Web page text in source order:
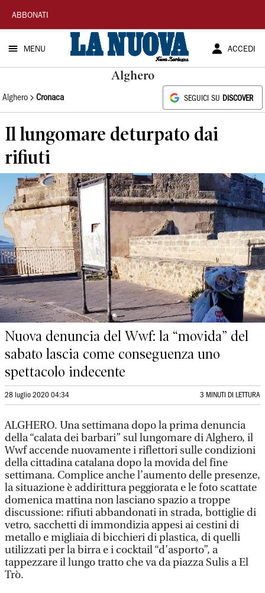
La
Nuova
Sardegna
ABBONATI
MENU ACCEDI
Alghero
Alghero Cronaca SEGUICI SU DISCOVER
Il lungomare deturpato dai
rifiuti
Nuova denuncia del Wwf: la “movida” del
sabato lascia come conseguenza uno
spettacolo indecente
28 luglio 2020 04:34 3 MINUTI DI LETTURA
ALGHERO. Una settimana dopo la prima denuncia
della “calata dei barbari” sul lungomare di Alghero, il
Wwf accende nuovamente i riflettori sulle condizioni
della cittadina catalana dopo la movida del fine
settimana. Complice anche l’aumento delle presenze,
la situazione è addirittura peggiorata e le foto scattate
domenica mattina non lasciano spazio a troppe
discussione: rifiuti abbandonati in strada, bottiglie di
vetro, sacchetti di immondizia appesi ai cestini di
metallo e migliaia di bicchieri di plastica, di quelli
utilizzati per la birra e i cocktail “d’asporto”, a
tappezzare il lungo tratto che va da piazza Sulis a El
Trò.